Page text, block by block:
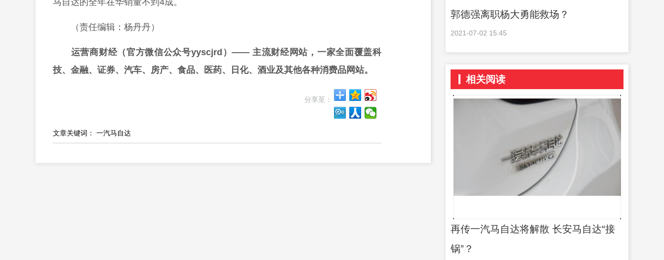
马自达的全年在华销量不到4成。
（责任编辑：杨丹丹）
运营商财经（官方微信公众号yyscjrd）—— 主流财经网站，一家全面覆盖科
技、金融、证券、汽车、房产、食品、医药、日化、酒业及其他各种消费品网站。
分享至：
文章关键词： 一汽马自达
郭德强离职杨大勇能救场？
2021-07-02 15:45
相关阅读
再传一汽马自达将解散 长安马自达“接
锅”？